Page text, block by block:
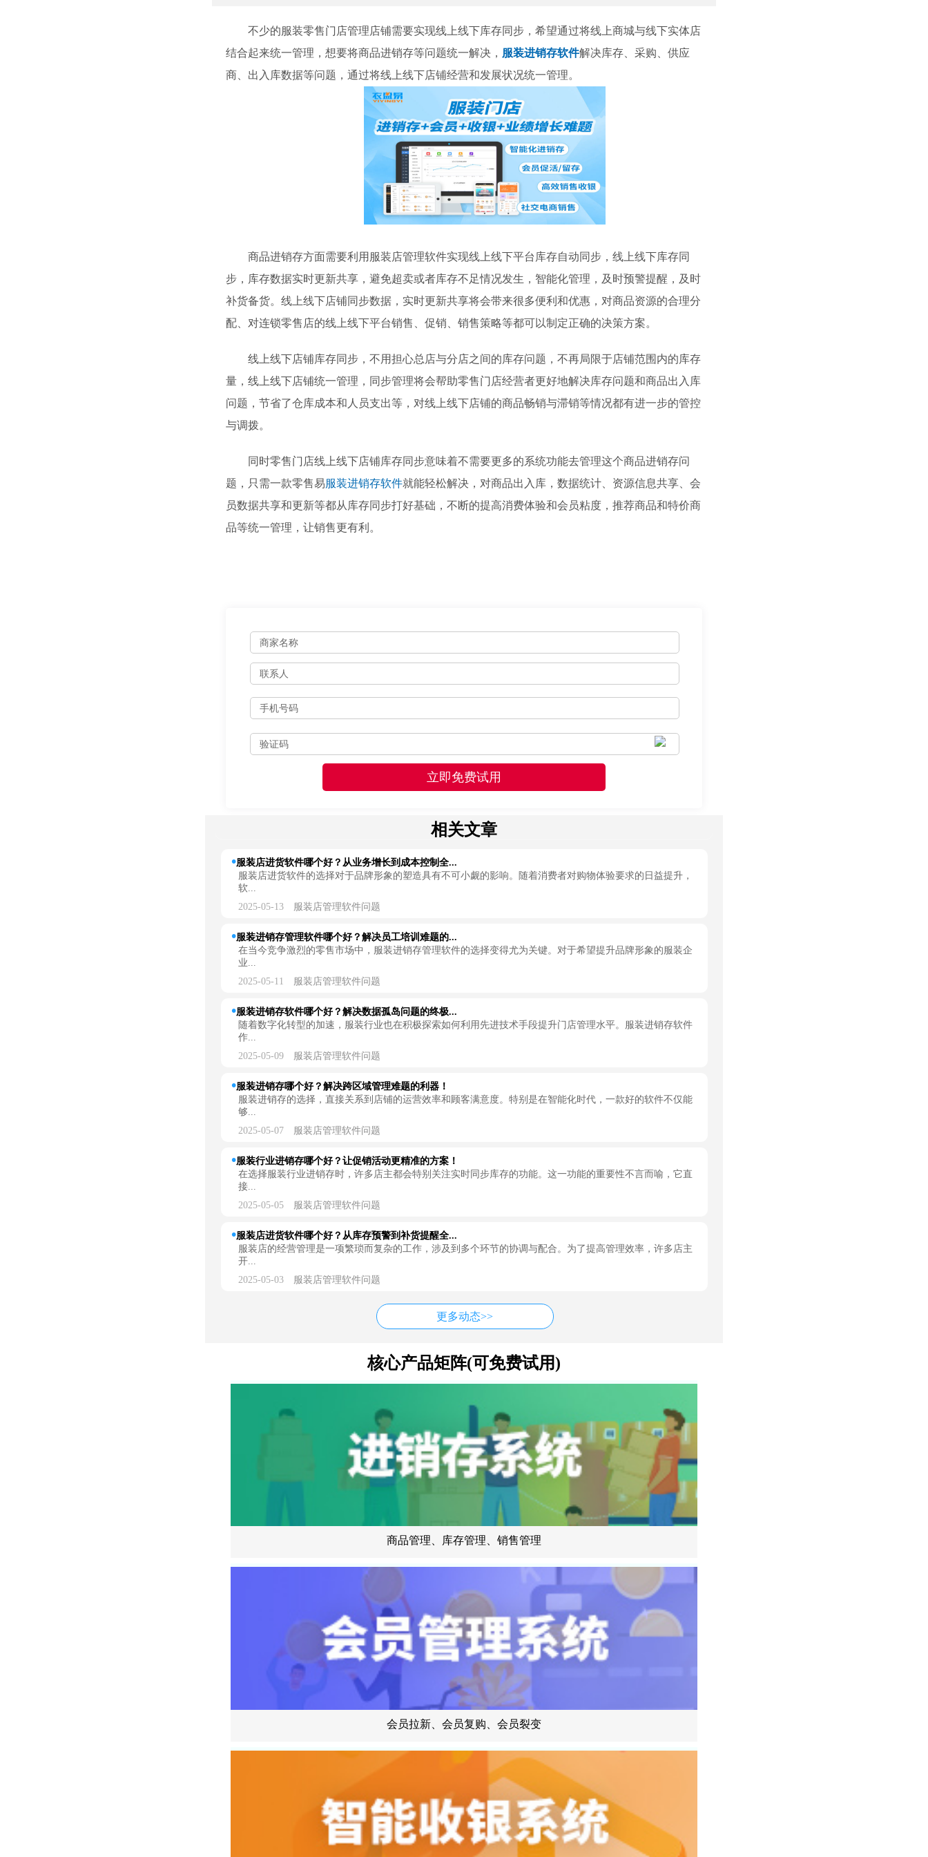
不少的服装零售门店管理店铺需要实现线上线下库存同步，希望通过将线上商城与线下实体店
结合起来统一管理，想要将商品进销存等问题统一解决， 服装进销存软件解决库存、采购、供应
商、出入库数据等问题，通过将线上线下店铺经营和发展状况统一管理。
商品进销存方面需要利用服装店管理软件实现线上线下平台库存自动同步，线上线下库存同
步，库存数据实时更新共享，避免超卖或者库存不足情况发生，智能化管理，及时预警提醒，及时
补货备货。线上线下店铺同步数据，实时更新共享将会带来很多便利和优惠，对商品资源的合理分
配、对连锁零售店的线上线下平台销售、促销、销售策略等都可以制定正确的决策方案。
线上线下店铺库存同步，不用担心总店与分店之间的库存问题，不再局限于店铺范围内的库存
量，线上线下店铺统一管理，同步管理将会帮助零售门店经营者更好地解决库存问题和商品出入库
问题，节省了仓库成本和人员支出等，对线上线下店铺的商品畅销与滞销等情况都有进一步的管控
与调拨。
同时零售门店线上线下店铺库存同步意味着不需要更多的系统功能去管理这个商品进销存问
题，只需一款零售易服装进销存软件就能轻松解决，对商品出入库，数据统计、资源信息共享、会
员数据共享和更新等都从库存同步打好基础，不断的提高消费体验和会员粘度，推荐商品和特价商
品等统一管理，让销售更有利。
相关文章
服装店进货软件哪个好？从业务增长到成本控制全...
服装店进货软件的选择对于品牌形象的塑造具有不可小觑的影响。随着消费者对购物体验要求的日益提升，
软...
2025-05-13 服装店管理软件问题
服装进销存管理软件哪个好？解决员工培训难题的...
在当今竞争激烈的零售市场中，服装进销存管理软件的选择变得尤为关键。对于希望提升品牌形象的服装企
业...
2025-05-11 服装店管理软件问题
服装进销存软件哪个好？解决数据孤岛问题的终极...
随着数字化转型的加速，服装行业也在积极探索如何利用先进技术手段提升门店管理水平。服装进销存软件
作...
2025-05-09 服装店管理软件问题
服装进销存哪个好？解决跨区域管理难题的利器！
服装进销存的选择，直接关系到店铺的运营效率和顾客满意度。特别是在智能化时代，一款好的软件不仅能
够...
2025-05-07 服装店管理软件问题
服装行业进销存哪个好？让促销活动更精准的方案！
在选择服装行业进销存时，许多店主都会特别关注实时同步库存的功能。这一功能的重要性不言而喻，它直
接...
2025-05-05 服装店管理软件问题
服装店进货软件哪个好？从库存预警到补货提醒全...
服装店的经营管理是一项繁琐而复杂的工作，涉及到多个环节的协调与配合。为了提高管理效率，许多店主
开...
2025-05-03 服装店管理软件问题
更多动态>>
核心产品矩阵(可免费试用)
商品管理、库存管理、销售管理
会员拉新、会员复购、会员裂变